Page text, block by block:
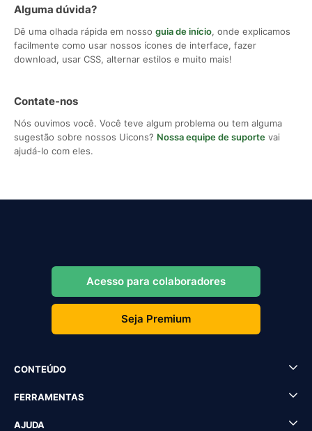
Alguma dúvida?
Dê uma olhada rápida em nosso guia de início, onde explicamos
facilmente como usar nossos ícones de interface, fazer
download, usar CSS, alternar estilos e muito mais!
Contate-nos
Nós ouvimos você. Você teve algum problema ou tem alguma
sugestão sobre nossos Uicons? Nossa equipe de suporte vai
ajudá-lo com eles.
Acesso para colaboradores
Seja Premium
CONTEÚDO
FERRAMENTAS
AJUDA